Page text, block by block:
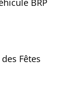
BRP
Fêtes